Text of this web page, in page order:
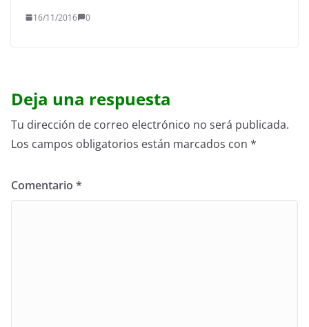
16/11/2016 0
Deja una respuesta
Tu dirección de correo electrónico no será publicada.
Los campos obligatorios están marcados con *
Comentario *